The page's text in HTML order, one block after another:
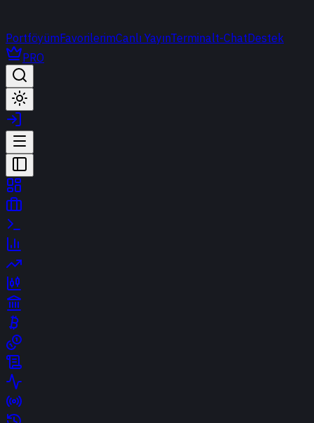
PortföyümFavorilerimCanlı YayınTerminalt-ChatDestek
PRO